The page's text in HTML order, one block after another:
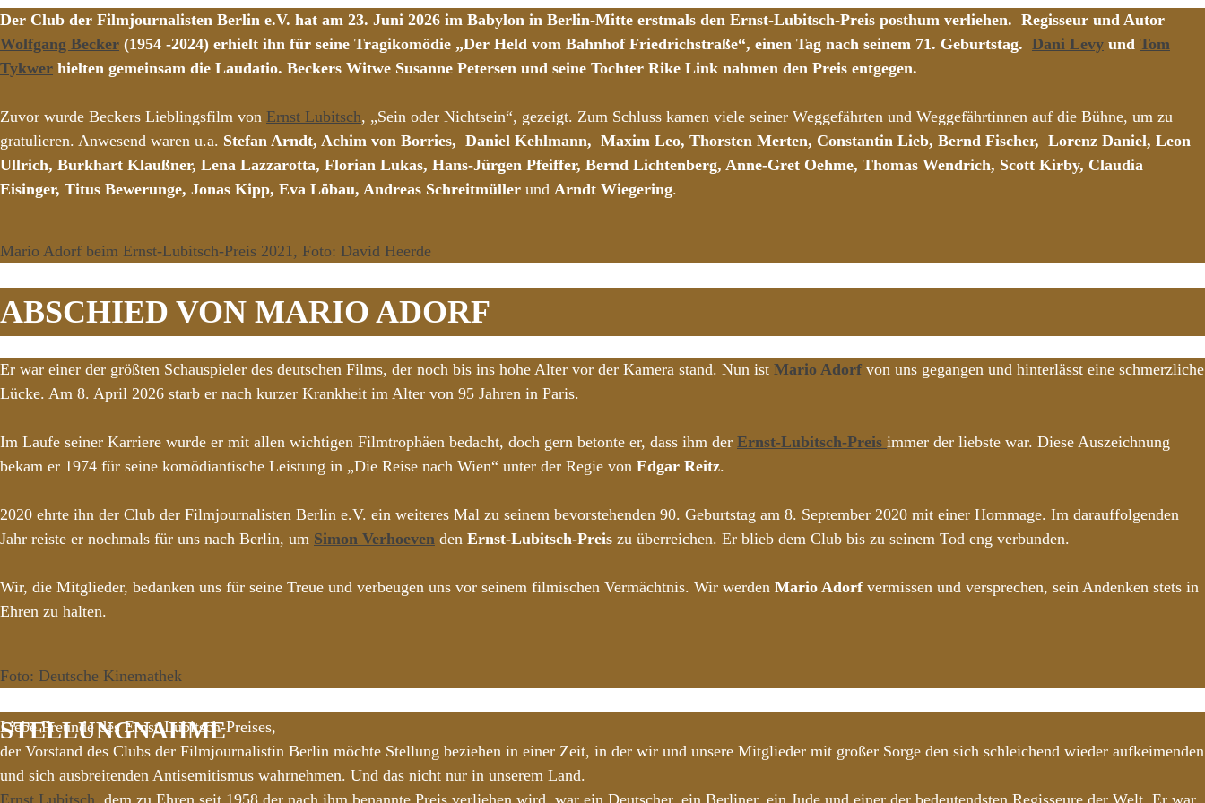
Der Club der Filmjournalisten Berlin e.V. hat am 23. Juni 2026 im Babylon in Berlin-Mitte erstmals den Ernst-Lubitsch-Preis posthum verliehen. Regisseur und Autor
Wolfgang Becker (1954 -2024) erhielt ihn für seine Tragikomödie „Der Held vom Bahnhof Friedrichstraße“, einen Tag nach seinem 71. Geburtstag. Dani Levy und Tom
Tykwer hielten gemeinsam die Laudatio. Beckers Witwe Susanne Petersen und seine Tochter Rike Link nahmen den Preis entgegen.
Zuvor wurde Beckers Lieblingsfilm von Ernst Lubitsch, „Sein oder Nichtsein“, gezeigt. Zum Schluss kamen viele seiner Weggefährten und Weggefährtinnen auf die Bühne, um zu
gratulieren. Anwesend waren u.a. Stefan Arndt, Achim von Borries, Daniel Kehlmann, Maxim Leo, Thorsten Merten, Constantin Lieb, Bernd Fischer, Lorenz Daniel, Leon
Ullrich, Burkhart Klaußner, Lena Lazzarotta, Florian Lukas, Hans-Jürgen Pfeiffer, Bernd Lichtenberg, Anne-Gret Oehme, Thomas Wendrich, Scott Kirby, Claudia
Eisinger, Titus Bewerunge, Jonas Kipp, Eva Löbau, Andreas Schreitmüller und Arndt Wiegering.
Mario Adorf beim Ernst-Lubitsch-Preis 2021, Foto: David Heerde
ABSCHIED VON MARIO ADORF
Er war einer der größten Schauspieler des deutschen Films, der noch bis ins hohe Alter vor der Kamera stand. Nun ist Mario Adorf von uns gegangen und hinterlässt eine schmerzliche
Lücke. Am 8. April 2026 starb er nach kurzer Krankheit im Alter von 95 Jahren in Paris.
Im Laufe seiner Karriere wurde er mit allen wichtigen Filmtrophäen bedacht, doch gern betonte er, dass ihm der Ernst-Lubitsch-Preis immer der liebste war. Diese Auszeichnung
bekam er 1974 für seine komödiantische Leistung in „Die Reise nach Wien“ unter der Regie von Edgar Reitz.
2020 ehrte ihn der Club der Filmjournalisten Berlin e.V. ein weiteres Mal zu seinem bevorstehenden 90. Geburtstag am 8. September 2020 mit einer Hommage. Im darauffolgenden
Jahr reiste er nochmals für uns nach Berlin, um Simon Verhoeven den Ernst-Lubitsch-Preis zu überreichen. Er blieb dem Club bis zu seinem Tod eng verbunden.
Wir, die Mitglieder, bedanken uns für seine Treue und verbeugen uns vor seinem filmischen Vermächtnis. Wir werden Mario Adorfvermissen und versprechen, sein Andenken stets in
Ehren zu halten.
Foto: Deutsche Kinemathek
STELLUNGNAHME
Liebe Freunde des Ernst-Lubitsch-Preises,
der Vorstand des Clubs der Filmjournalistin Berlin möchte Stellung beziehen in einer Zeit, in der wir und unsere Mitglieder mit großer Sorge den sich schleichend wieder aufkeimenden
und sich ausbreitenden Antisemitismus wahrnehmen. Und das nicht nur in unserem Land.
Ernst Lubitsch , dem zu Ehren seit 1958 der nach ihm benannte Preis verliehen wird, war ein Deutscher, ein Berliner, ein Jude und einer der bedeutendsten Regisseure der Welt. Er war